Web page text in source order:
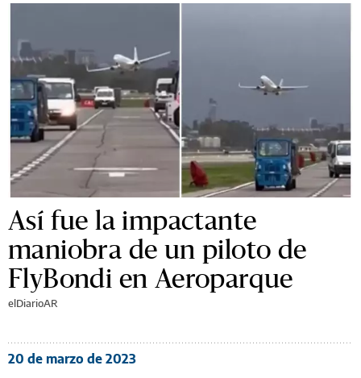
Así fue la impactante
maniobra de un piloto de
FlyBondi en Aeroparque
elDiarioAR
20 de marzo de 2023